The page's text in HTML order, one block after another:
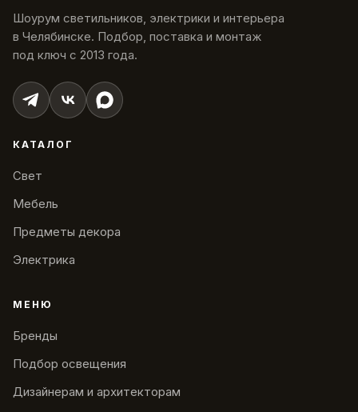
Шоурум светильников, электрики и интерьера
в Челябинске. Подбор, поставка и монтаж
под ключ с 2013 года.
КАТАЛОГ
Свет
Мебель
Предметы декора
Электрика
МЕНЮ
Бренды
Подбор освещения
Дизайнерам и архитекторам